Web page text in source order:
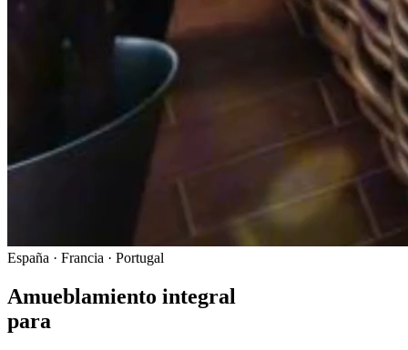
España · Francia · Portugal
Amueblamiento integral
para